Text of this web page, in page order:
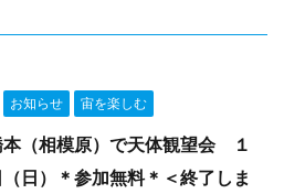
お知らせ 宙を楽しむ
本（相模原）で天体観望会 １
（日）＊参加無料＊＜終了しま